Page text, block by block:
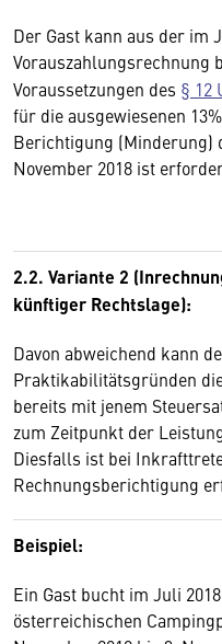
Der Gast kann aus der im
Vorauszahlungsrechnung
Voraussetzungen des § 12
für die ausgewiesenen
Berichtigung (Minderung)
November 2018 ist
2.2. Variante 2
künftiger Rechtslage):
Davon abweichend kann
Praktikabilitätsgründen
bereits mit jenem
zum Zeitpunkt der
Diesfalls ist bei
Rechnungsberichtigung
Beispiel:
Ein Gast bucht im Juli
österreichischen